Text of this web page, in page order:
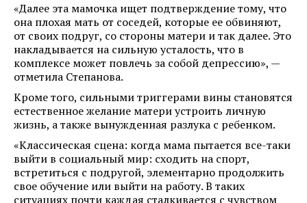
«Далее эта мамочка ищет подтверждение тому, что
она плохая мать от соседей, которые ее обвиняют,
от своих подруг, со стороны матери и так далее. Это
накладывается на сильную усталость, что в
комплексе может повлечь за собой депрессию», —
отметила Степанова.
Кроме того, сильными триггерами вины становятся
естественное желание матери устроить личную
жизнь, а также вынужденная разлука с ребенком.
«Классическая сцена: когда мама пытается все-таки
выйти в социальный мир: сходить на спорт,
встретиться с подругой, элементарно продолжить
свое обучение или выйти на работу. В таких
ситуациях почти каждая сталкивается с чувством